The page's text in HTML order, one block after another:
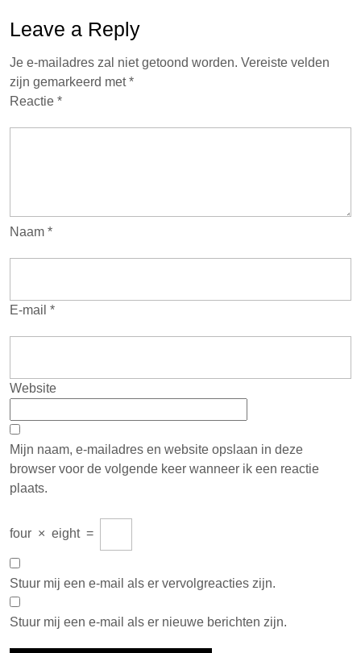
Leave a Reply
Je e-mailadres zal niet getoond worden. Vereiste velden
zijn gemarkeerd met*
Reactie *
Naam *
E-mail *
Website
Mijn naam, e-mailadres en website opslaan in deze
browser voor de volgende keer wanneer ik een reactie
plaats.
four × eight =
Stuur mij een e-mail als er vervolgreacties zijn.
Stuur mij een e-mail als er nieuwe berichten zijn.